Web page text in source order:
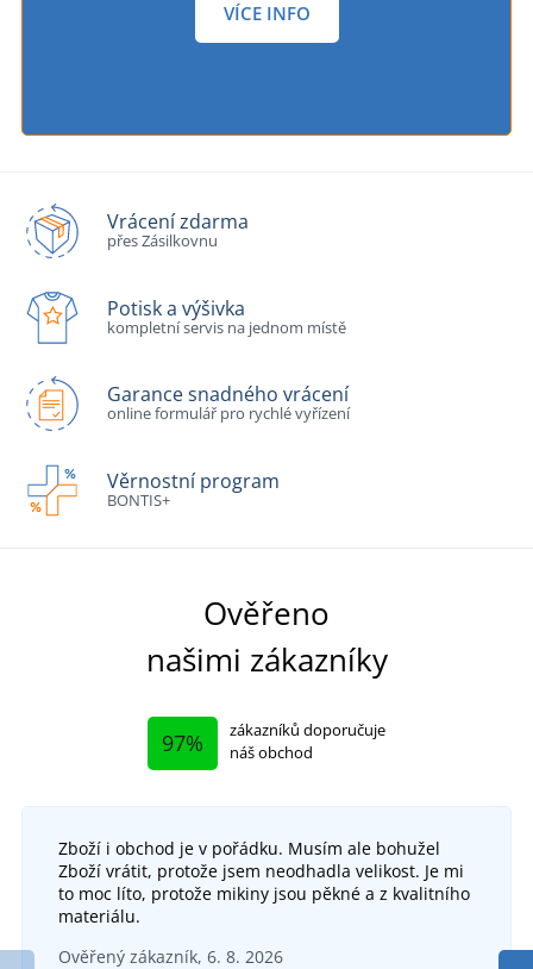
VÍCE INFO
Vrácení zdarma
přes Zásilkovnu
Potisk a výšivka
kompletní servis na jednom místě
Garance snadného vrácení
online formulář pro rychlé vyřízení
Věrnostní program
BONTIS+
Ověřeno
našimi zákazníky
97%
zákazníků doporučuje
náš obchod
Zboží i obchod je v pořádku. Musím ale bohužel
Zboží vrátit, protože jsem neodhadla velikost. Je mi
to moc líto, protože mikiny jsou pěkné a z kvalitního
materiálu.
Ověřený zákazník, 6. 8. 2026